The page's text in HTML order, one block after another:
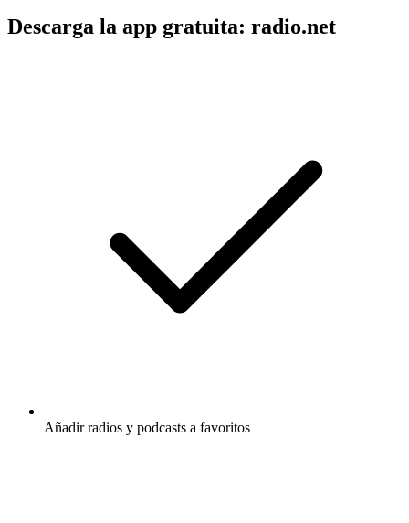
Descarga la app gratuita: radio.net
Añadir radios y podcasts a favoritos